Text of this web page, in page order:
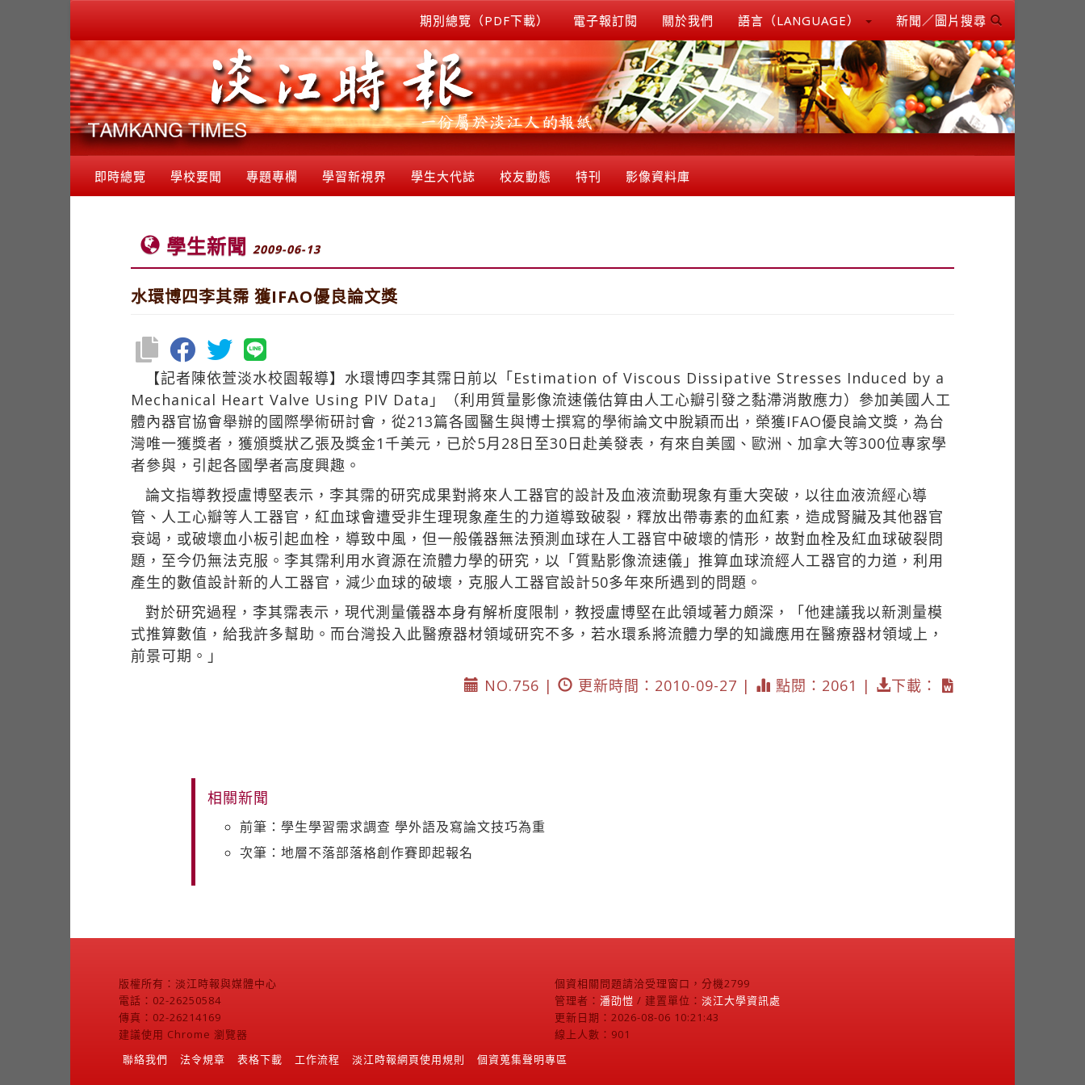
期別總覽（PDF下載） 電子報訂閱 關於我們 語言（LANGUAGE） 新聞／圖片搜尋
即時總覽 學校要聞 專題專欄 學習新視界 學生大代誌 校友動態 特刊 影像資料庫
學生新聞 2009-06-13
水環博四李其霈 獲IFAO優良論文獎
【記者陳依萱淡水校園報導】水環博四李其霈日前以「Estimation of Viscous Dissipative Stresses Induced by a
Mechanical Heart Valve Using PIV Data」（利用質量影像流速儀估算由人工心瓣引發之黏滯消散應力）參加美國人工
體內器官協會舉辦的國際學術研討會，從213篇各國醫生與博士撰寫的學術論文中脫穎而出，榮獲IFAO優良論文獎，為台
灣唯一獲獎者，獲頒獎狀乙張及獎金1千美元，已於5月28日至30日赴美發表，有來自美國、歐洲、加拿大等300位專家學
者參與，引起各國學者高度興趣。
論文指導教授盧博堅表示，李其霈的研究成果對將來人工器官的設計及血液流動現象有重大突破，以往血液流經心導
管、人工心瓣等人工器官，紅血球會遭受非生理現象產生的力道導致破裂，釋放出帶毒素的血紅素，造成腎臟及其他器官
衰竭，或破壞血小板引起血栓，導致中風，但一般儀器無法預測血球在人工器官中破壞的情形，故對血栓及紅血球破裂問
題，至今仍無法克服。李其霈利用水資源在流體力學的研究，以「質點影像流速儀」推算血球流經人工器官的力道，利用
產生的數值設計新的人工器官，減少血球的破壞，克服人工器官設計50多年來所遇到的問題。
對於研究過程，李其霈表示，現代測量儀器本身有解析度限制，教授盧博堅在此領域著力頗深，「他建議我以新測量模
式推算數值，給我許多幫助。而台灣投入此醫療器材領域研究不多，若水環系將流體力學的知識應用在醫療器材領域上，
前景可期。」
NO.756 |
更新時間：2010-09-27 | 點閱：2061 | 下載：
相關新聞
前筆：學生學習需求調查 學外語及寫論文技巧為重
次筆：地層不落部落格創作賽即起報名
版權所有：淡江時報與媒體中心
電話：02-26250584
傳真：02-26214169
建議使用 Chrome 瀏覽器
個資相關問題請洽受理窗口，分機2799
管理者： 潘劭愷 / 建置單位： 淡江大學資訊處
更新日期：2026-08-06 10:21:43
線上人數：901
聯絡我們
法令規章 表格下載 工作流程 淡江時報網頁使用規則 個資蒐集聲明專區